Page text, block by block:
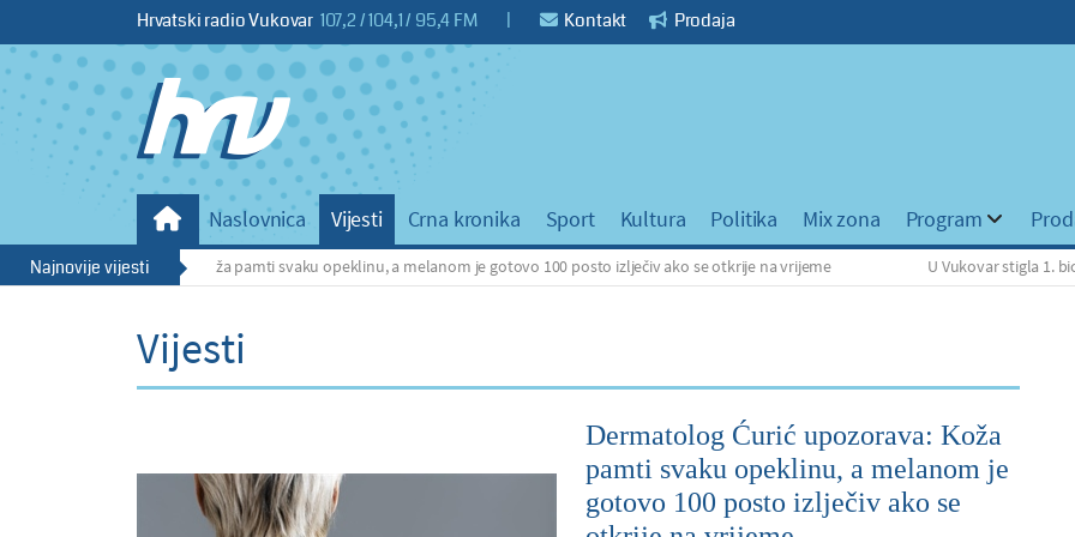
Hrvatski radio Vukovar 107,2 / 104,1 / 95,4 FM | Kontakt Prodaja
Naslovnica Vijesti Crna kronika Sport Kultura Politika Mix zona Program
Najnovije vijesti
Ćurić upozorava: Koža pamti svaku opeklinu, a melanom je gotovo 100 posto izlječiv ako se otkrije na vrijeme U Vukovar stigla 1.
Vijesti
Dermatolog Ćurić upozorava: Koža
pamti svaku opeklinu, a melanom je
gotovo 100 posto izlječiv ako se